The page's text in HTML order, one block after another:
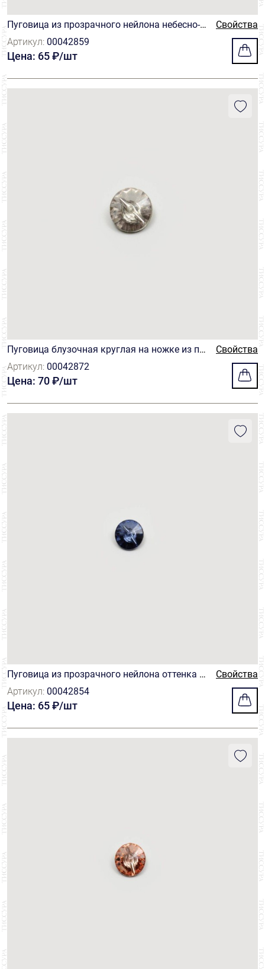
Пуговица из прозрачного нейлона небесно-г
олубого оттенка
Свойства
Артикул: 00042859
Цена: 65 ₽/шт
Пуговица блузочная круглая на ножке из пр
озрачного нейлона. Цвет – серый
Свойства
Артикул: 00042872
Цена: 70 ₽/шт
Пуговица из прозрачного нейлона оттенка "с
иняя тень"
Свойства
Артикул: 00042854
Цена: 65 ₽/шт